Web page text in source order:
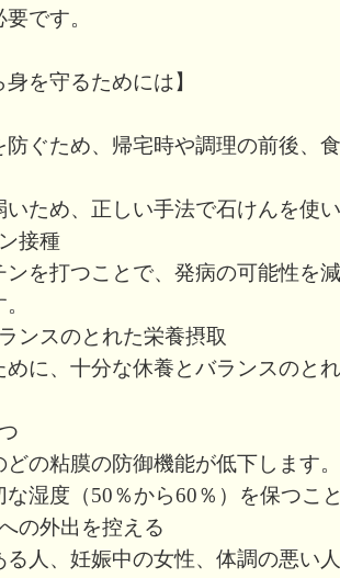
です。
を守るためには】
防ぐため、帰宅時や調理の前後、
ため、正しい手法で石けんを使い
接種
ンを打つことで、発病の可能性を
ンスのとれた栄養摂取
に、十分な休養とバランスのと
の粘膜の防御機能が低下します
湿度（50％から60％）を保つこ
の外出を控える
人、妊娠中の女性、体調の悪い